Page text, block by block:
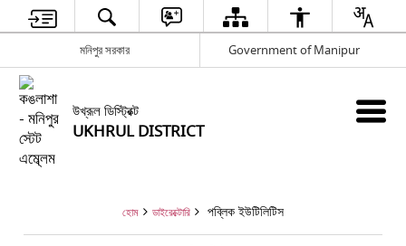
মনিপুর সরকার Government of Manipur
উখ্রূল ডিস্ট্রিক্ট
UKHRUL DISTRICT
হোম ডাইরেক্টোরি পব্লিক ইউটিলিটিস